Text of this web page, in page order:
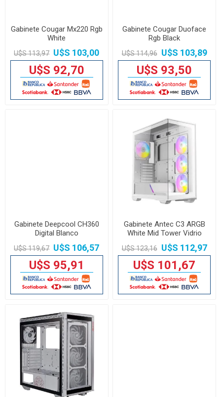
Gabinete Cougar Mx220 Rgb
White
U$S 113,97 U$S 103,00
U$S 92,70
Gabinete Cougar Duoface
Rgb Black
U$S 114,96 U$S 103,89
U$S 93,50
Gabinete Deepcool CH360
Digital Blanco
U$S 119,67 U$S 106,57
U$S 95,91
Gabinete Antec C3 ARGB
White Mid Tower Vidrio
Templado
U$S 123,16 U$S 112,97
U$S 101,67